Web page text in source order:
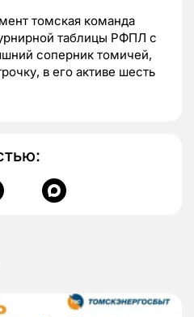
томская команда
таблицы РФПЛ с
соперник томичей,
в его активе шесть